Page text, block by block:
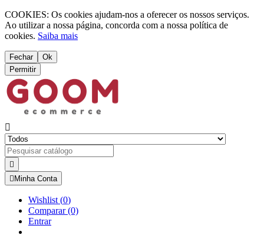
COOKIES: Os cookies ajudam-nos a oferecer os nossos serviços.
Ao utilizar a nossa página, concorda com a nossa política de
cookies. Saiba mais
Fechar
Ok
Permitir


 Minha Conta
Wishlist (0)
Comparar(0)
Entrar